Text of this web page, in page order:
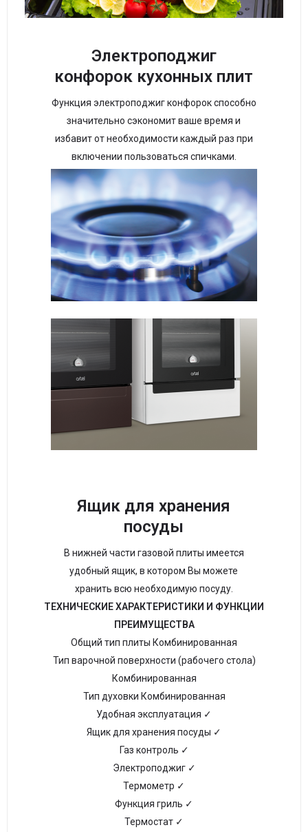
Электроподжиг
конфорок кухонных плит
Функция электроподжиг конфорок способно
значительно сэкономит ваше время и
избавит от необходимости каждый раз при
включении пользоваться спичками.
Ящик для хранения
посуды
В нижней части газовой плиты имеется
удобный ящик, в котором Вы можете
хранить всю необходимую посуду.
ТЕХНИЧЕСКИЕ ХАРАКТЕРИСТИКИ И ФУНКЦИИ
ПРЕИМУЩЕСТВА
Общий тип плиты Комбинированная
Тип варочной поверхности (рабочего стола)
Комбинированная
Тип духовки Комбинированная
Удобная эксплуатация ✓
Ящик для хранения посуды ✓
Газ контроль ✓
Электроподжиг ✓
Термометр ✓
Функция гриль ✓
Термостат ✓